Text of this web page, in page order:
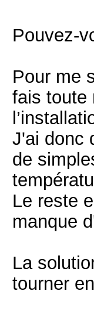
Pouvez-
Pour me
fais toute
J'ai donc
de
Le reste
manque
La
tourner